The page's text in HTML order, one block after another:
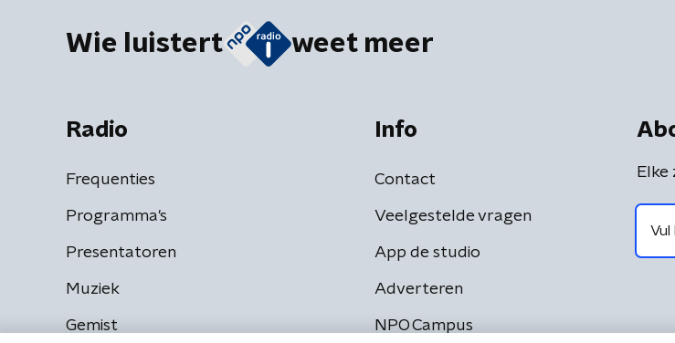
Wie luistert weet meer
Radio
Frequenties
Programma's
Presentatoren
Muziek
Gemist
Info
Contact
Veelgestelde vragen
App de studio
Adverteren
NPO Campus
Elke